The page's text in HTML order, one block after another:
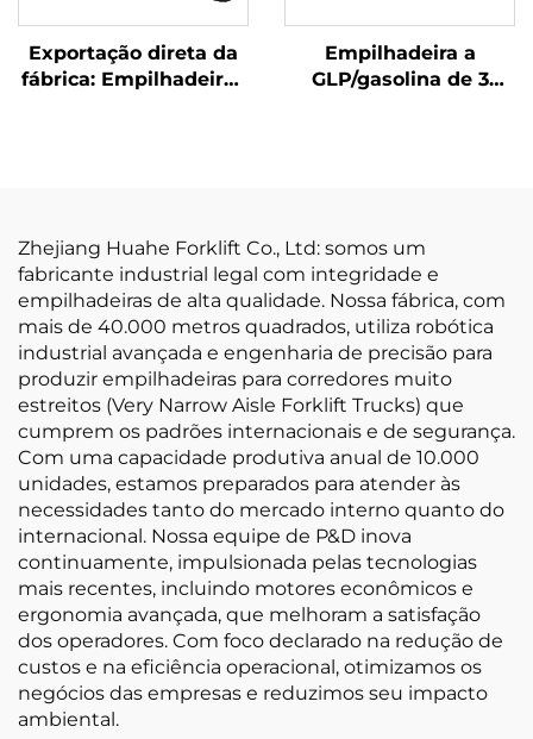
Exportação direta da
fábrica: Empilhadeiras
terreno
Empilhadeira a
GLP/gasolina de 3
Zhejiang Huahe Forklift Co., Ltd: somos um
fabricante industrial legal com integridade e
empilhadeiras de alta qualidade. Nossa fábrica, com
mais de 40.000 metros quadrados, utiliza robótica
industrial avançada e engenharia de precisão para
produzir empilhadeiras para corredores muito
estreitos (Very Narrow Aisle Forklift Trucks) que
cumprem os padrões internacionais e de segurança.
Com uma capacidade produtiva anual de 10.000
unidades, estamos preparados para atender às
necessidades tanto do mercado interno quanto do
internacional. Nossa equipe de P&D inova
continuamente, impulsionada pelas tecnologias
mais recentes, incluindo motores econômicos e
ergonomia avançada, que melhoram a satisfação
dos operadores. Com foco declarado na redução de
custos e na eficiência operacional, otimizamos os
negócios das empresas e reduzimos seu impacto
ambiental.